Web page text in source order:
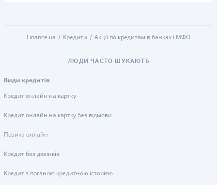
Finance.ua Кредити Акції по кредитам в банках і МФО
ЛЮДИ ЧАСТО ШУКАЮТЬ
Види кредитів
Кредит онлайн на картку
Кредит онлайн на картку без відмови
Позика онлайн
Кредит без дзвінків
Кредит з поганою кредитною історією